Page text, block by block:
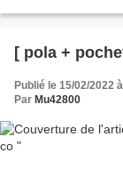
[ pola +
Publié le 15/02/2022
Par Mu42800